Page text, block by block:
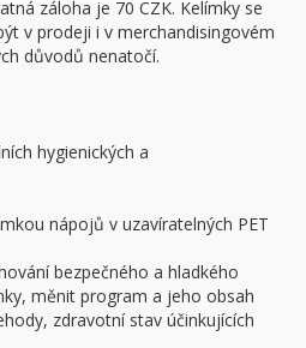
záloha je 70 CZK. Kelímky se
v prodeji i v merchandisingovém
důvodů nenatočí.
hygienických a
nápojů v uzavíratelných PET
bezpečného a hladkého
měnit program a jeho obsah
zdravotní stav účinkujících